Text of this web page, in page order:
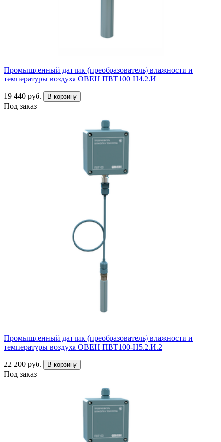
Промышленный датчик (преобразователь) влажности и
температуры воздуха ОВЕН ПВТ100-Н4.2.И
19 440 руб. В корзину
Под заказ
Промышленный датчик (преобразователь) влажности и
температуры воздуха ОВЕН ПВТ100-Н5.2.И.2
22 200 руб. В корзину
Под заказ